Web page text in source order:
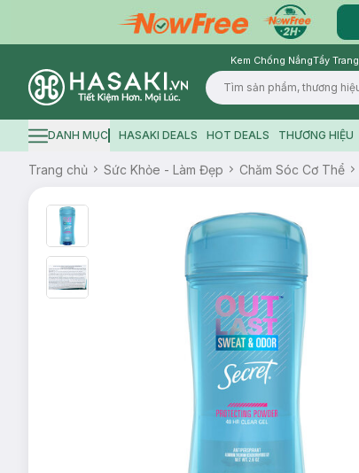
Kem Chống NắngTẩy Trang
Logo
Hamburger icon
DANH MỤC HASAKI DEALS HOT DEALS THƯƠNG HIỆU
Trang chủ Sức Khỏe - Làm Đẹp Chăm Sóc Cơ Thể